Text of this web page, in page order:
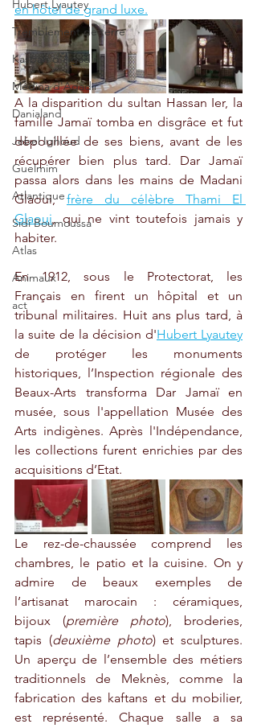
Hubert Lyautey
Tremblement de terre
Kasbah d'Agadir
Médina d'Agadir
Danialand
Jebel Ighoud
Guelmim
Atlantique
Sidi Boumoussa
Atlas
Animaux
act
en hôtel de grand luxe.
A la disparition du sultan Hassan Ier, la
famille Jamaï tomba en disgrâce et fut
dépouillée de ses biens, avant de les
récupérer bien plus tard. Dar Jamaï
passa alors dans les mains de Madani
Glaoui, frère du célèbre Thami El
Glaoui, qui ne vint toutefois jamais y
habiter.
En 1912, sous le Protectorat, les
Français en firent un hôpital et un
tribunal militaires. Huit ans plus tard, à
la suite de la décision d'Hubert Lyautey
de protéger les monuments
historiques, l’Inspection régionale des
Beaux-Arts transforma Dar Jamaï en
musée, sous l'appellation Musée des
Arts indigènes. Après l'Indépendance,
les collections furent enrichies par des
acquisitions d’Etat.
Le rez-de-chaussée comprend les
chambres, le patio et la cuisine. On y
admire de beaux exemples de
l’artisanat marocain : céramiques,
bijoux (première photo), broderies,
tapis (deuxième photo) et sculptures.
Un aperçu de l’ensemble des métiers
traditionnels de Meknès, comme la
fabrication des kaftans et du mobilier,
est représenté. Chaque salle a sa